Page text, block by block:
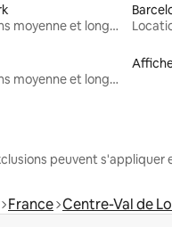
Locations moyenne et longue durée
Locations moyenne et longue durée
peuvent
France Centre-Val de